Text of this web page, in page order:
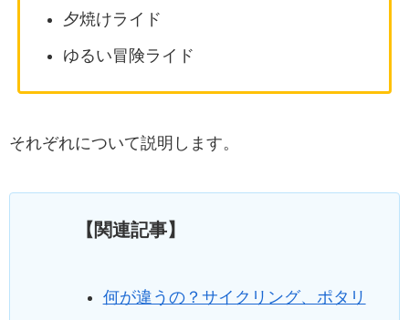
夕焼けライド
ゆるい冒険ライド
それぞれについて説明します。
【関連記事】
何が違うの？サイクリング、ポタリ